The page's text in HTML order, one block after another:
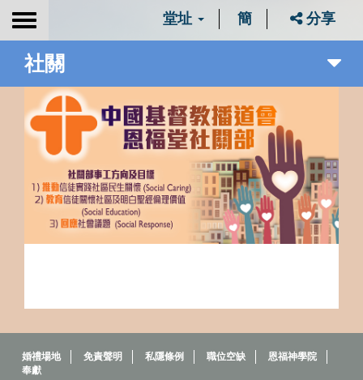
Toggle
堂址 簡 分享
社關
婚禮場地 免責聲明 私隱條例 職位空缺
恩福神學院
奉獻